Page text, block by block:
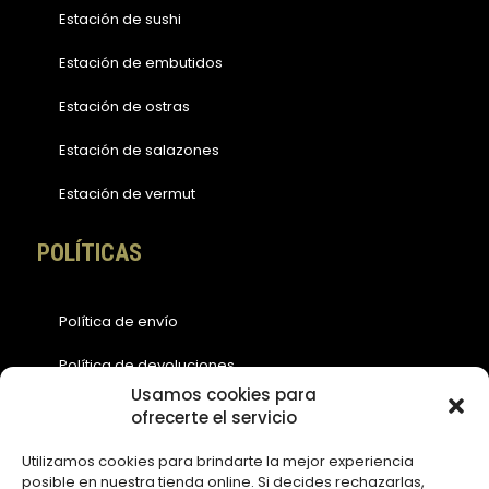
Usamos cookies para
ofrecerte el servicio
Utilizamos cookies para brindarte la mejor experiencia
posible en nuestra tienda online. Si decides rechazarlas,
Estación de sushi
Estación de embutidos
Estación de ostras
Estación de salazones
Estación de vermut
POLÍTICAS
Política de envío
Política de devoluciones
Política de cookies (EU)
Política de privacidad